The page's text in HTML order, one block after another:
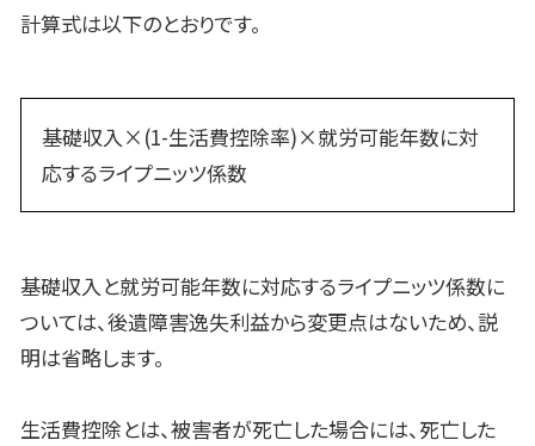
計算式は以下のとおりです。
基礎収入×(1-生活費控除率)×就労可能年数に対
応するライプニッツ係数
基礎収入と就労可能年数に対応するライプニッツ係数に
ついては、後遺障害逸失利益から変更点はないため、説
明は省略します。
生活費控除とは、被害者が死亡した場合には、死亡した